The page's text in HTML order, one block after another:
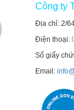
Công ty
Địa chỉ: 2/
Điện thoại:
Số giấy
Email: